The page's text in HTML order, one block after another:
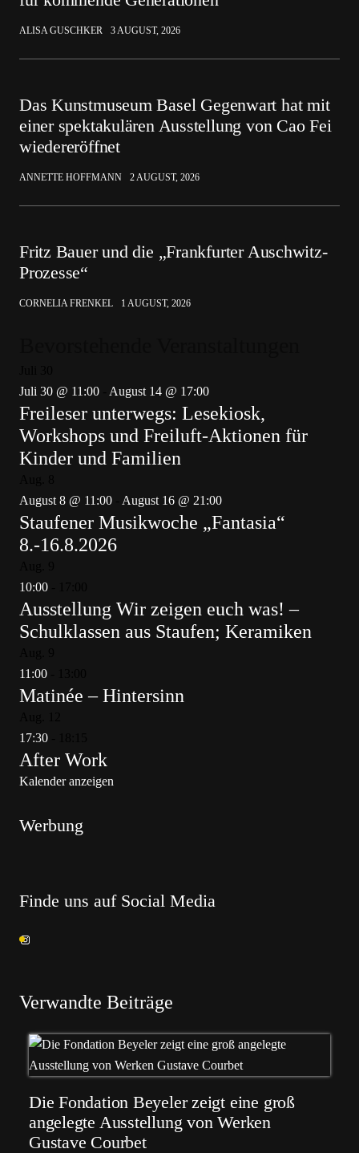
ALISA GUSCHKER 3 AUGUST, 2026
Das Kunstmuseum Basel Gegenwart hat mit
einer spektakulären Ausstellung von Cao Fei
wiedereröffnet
ANNETTE HOFFMANN 2 AUGUST, 2026
Fritz Bauer und die „Frankfurter Auschwitz-
Prozesse“
CORNELIA FRENKEL 1 AUGUST, 2026
Juli 30 @ 11:00
August 14 @ 17:00
Freileser unterwegs: Lesekiosk,
Workshops und Freiluft-Aktionen für
Kinder und Familien
August 8 @ 11:00
August 16 @ 21:00
Staufener Musikwoche „Fantasia“
8.-16.8.2026
10:00
Ausstellung Wir zeigen euch was! –
Schulklassen aus Staufen; Keramiken
11:00
Matinée – Hintersinn
17:30
After Work
Kalender anzeigen
Werbung
Finde uns auf Social Media
Verwandte Beiträge
Die Fondation Beyeler zeigt eine groß
angelegte Ausstellung von Werken
Gustave Courbet